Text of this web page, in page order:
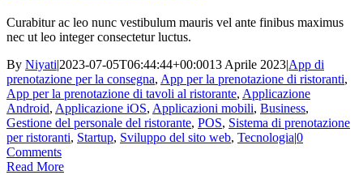
Curabitur ac leo nunc vestibulum mauris vel ante finibus maximus
nec ut leo integer consectetur luctus.
By Niyati|2023-07-05T06:44:44+00:0013 Aprile 2023|App di
prenotazione per la consegna, App per la prenotazione di ristoranti,
App per la prenotazione di tavoli al ristorante, Applicazione
Android, Applicazione iOS, Applicazioni mobili, Business,
Gestione del personale del ristorante, POS, Sistema di prenotazione
per ristoranti, Startup, Sviluppo del sito web, Tecnologia|0
Comments
Read More